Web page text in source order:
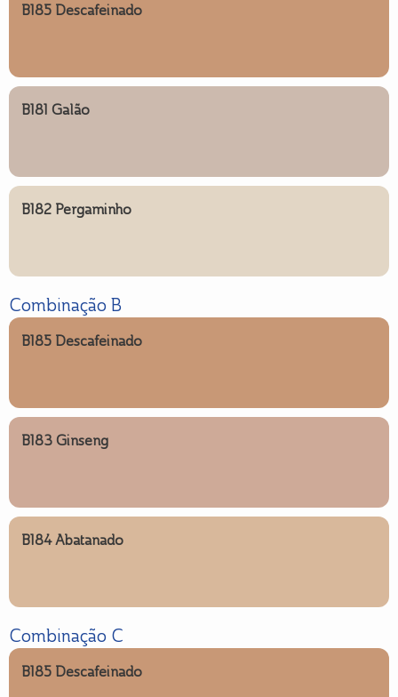
B185 Descafeinado
B181 Galão
B182 Pergaminho
Combinação B
B185 Descafeinado
B183 Ginseng
B184 Abatanado
Combinação C
B185 Descafeinado